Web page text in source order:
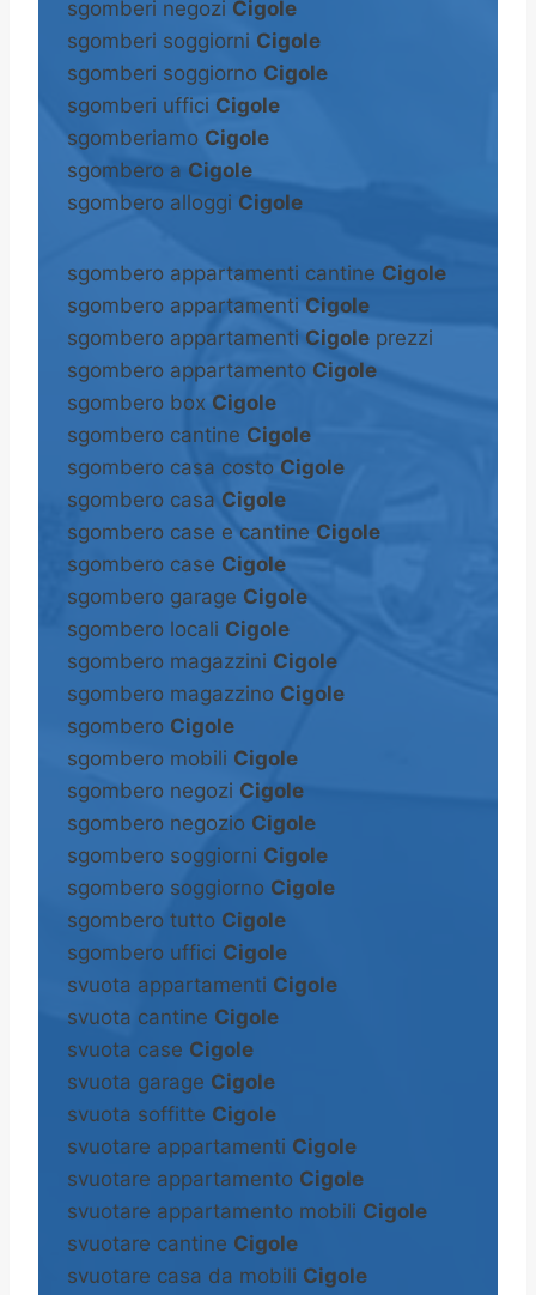
sgomberi negozi Cigole
sgomberi soggiorni Cigole
sgomberi soggiorno Cigole
sgomberi uffici Cigole
sgomberiamo Cigole
sgombero a Cigole
sgombero alloggi Cigole
sgombero appartamenti cantine Cigole
sgombero appartamenti Cigole
sgombero appartamenti Cigole prezzi
sgombero appartamento Cigole
sgombero box Cigole
sgombero cantine Cigole
sgombero casa costo Cigole
sgombero casa Cigole
sgombero case e cantine Cigole
sgombero case Cigole
sgombero garage Cigole
sgombero locali Cigole
sgombero magazzini Cigole
sgombero magazzino Cigole
sgombero Cigole
sgombero mobili Cigole
sgombero negozi Cigole
sgombero negozio Cigole
sgombero soggiorni Cigole
sgombero soggiorno Cigole
sgombero tutto Cigole
sgombero uffici Cigole
svuota appartamenti Cigole
svuota cantine Cigole
svuota case Cigole
svuota garage Cigole
svuota soffitte Cigole
svuotare appartamenti Cigole
svuotare appartamento Cigole
svuotare appartamento mobili Cigole
svuotare cantine Cigole
svuotare casa da mobili Cigole